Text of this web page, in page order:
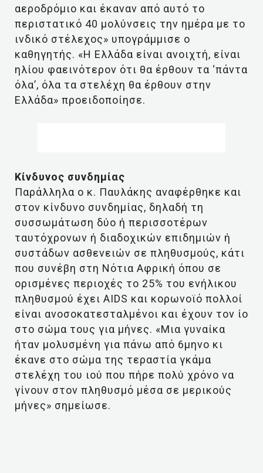
αεροδρόμιο και έκαναν από αυτό το
περιστατικό 40 μολύνσεις την ημέρα με το
ινδικό στέλεχος» υπογράμμισε ο
καθηγητής. «Η Ελλάδα είναι ανοιχτή, είναι
ηλίου φαεινότερον ότι θα έρθουν τα ‘πάντα
όλα’, όλα τα στελέχη θα έρθουν στην
Ελλάδα» προειδοποίησε.
Κίνδυνος συνδημίας
Παράλληλα ο κ. Παυλάκης αναφέρθηκε και
στον κίνδυνο συνδημίας, δηλαδή τη
συσσωμάτωση δύο ή περισσοτέρων
ταυτόχρονων ή διαδοχικών επιδημιών ή
συστάδων ασθενειών σε πληθυσμούς, κάτι
που συνέβη στη Νότια Αφρική όπου σε
ορισμένες περιοχές το 25% του ενήλικου
πληθυσμού έχει AIDS και κορωνοϊό πολλοί
είναι ανοσοκατεσταλμένοι και έχουν τον ίο
στο σώμα τους για μήνες. «Μια γυναίκα
ήταν μολυσμένη για πάνω από 6μηνο κι
έκανε στο σώμα της τεραστία γκάμα
στελέχη του ιού που πήρε πολύ χρόνο να
γίνουν στον πληθυσμό μέσα σε μερικούς
μήνες» σημείωσε.